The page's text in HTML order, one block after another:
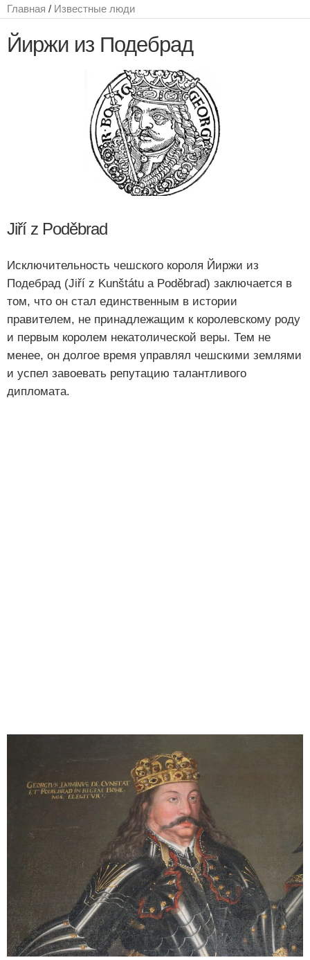
Главная / Известные люди
Йиржи из Подебрад
Jiří z Poděbrad
Исключительность чешского короля Йиржи из
Подебрад (Jiří z Kunštátu a Poděbrad) заключается в
том, что он стал единственным в истории
правителем, не принадлежащим к королевскому роду
и первым королем некатолической веры. Тем не
менее, он долгое время управлял чешскими землями
и успел завоевать репутацию талантливого
дипломата.